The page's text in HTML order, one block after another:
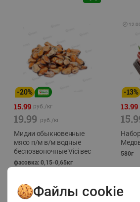
-20%
15.99 руб./кг
19.99 руб./кг
Мидии обыкновенные
мясо п/м в/м водные
беспозвоночные Vici вес
фасовка: 0,15-0,65кг
🕘
-13%
13.99
580г
Файлы cookie